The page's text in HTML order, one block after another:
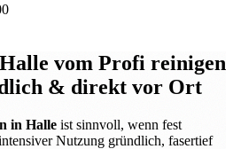
vom Profi reinigen
& direkt vor Ort
in Halle ist sinnvoll, wenn fest
Nutzung gründlich, fasertief